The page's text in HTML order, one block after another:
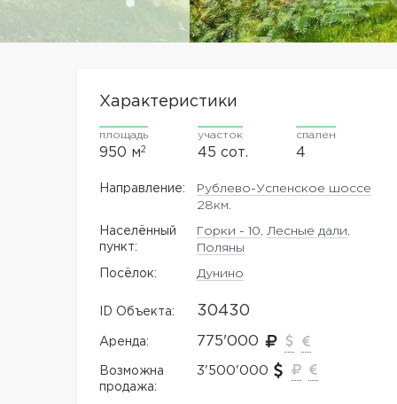
Характеристики
площадь
950 м2
участок
45 сот.
спален
4
Направление:
Рублево-Успенское шоссе
28км.
Населённый
пункт:
Горки - 10 Лесные дали
Поляны
Посёлок: Дунино
ID Объекта: 30430
Аренда: 775'000
Возможна
продажа:
3'500'000